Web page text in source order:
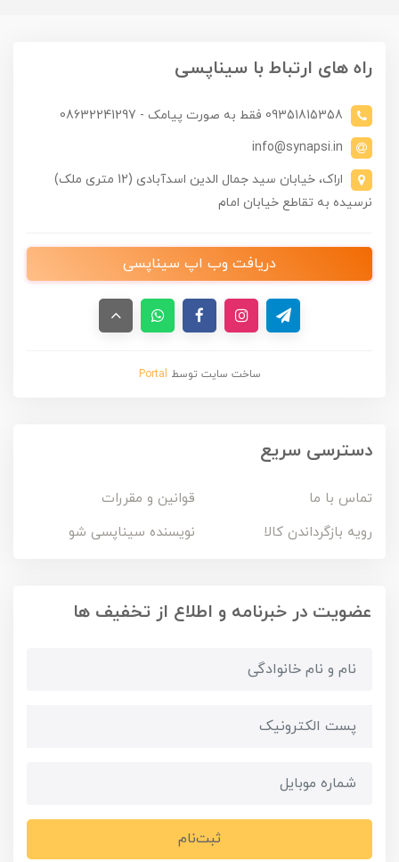
راه های ارتباط با سیناپسی
09351815358 فقط به صورت پیامک - 08632241297
info@synapsi.in
اراک، خیابان سید جمال الدین اسدآبادی (12 متری ملک)
نرسیده به تقاطع خیابان امام
دریافت وب اپ سیناپسی
ساخت سایت توسط Portal
دسترسی سریع
تماس با ما
قوانین و مقررات
رویه بازگرداندن کالا
نویسنده سیناپسی شو
عضویت در خبرنامه و اطلاع از تخفیف ها
ثبت‌نام